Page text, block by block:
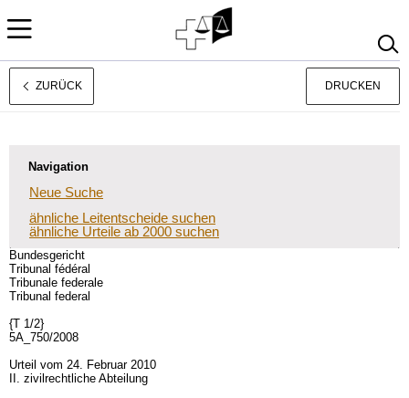
Français
ZURÜCK DRUCKEN
Navigation
Neue Suche
ähnliche Leitentscheide suchen
ähnliche Urteile ab 2000 suchen
Bundesgericht
Tribunal fédéral
Tribunale federale
Tribunal federal
{T 1/2}
5A_750/2008
Urteil vom 24. Februar 2010
II. zivilrechtliche Abteilung